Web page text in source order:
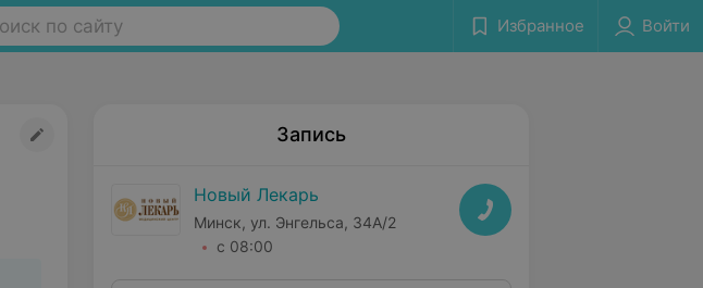
по сайту Избранное Войти
Запись
Новый Лекарь
Минск, ул. Энгельса, 34А/2
с 08:00